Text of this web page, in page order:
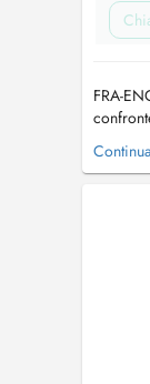
FRA-
aux